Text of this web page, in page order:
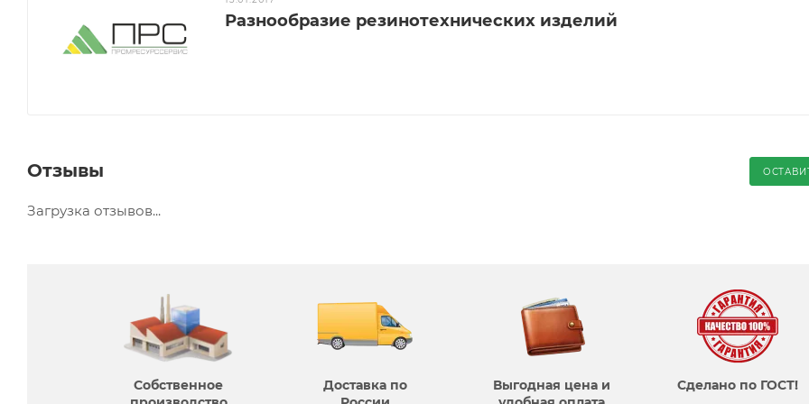
Разнообразие резинотехнических изделий
Отзывы
Загрузка отзывов...
Собственное
Доставка по
Выгодная цена и
Сделано по ГОСТ!